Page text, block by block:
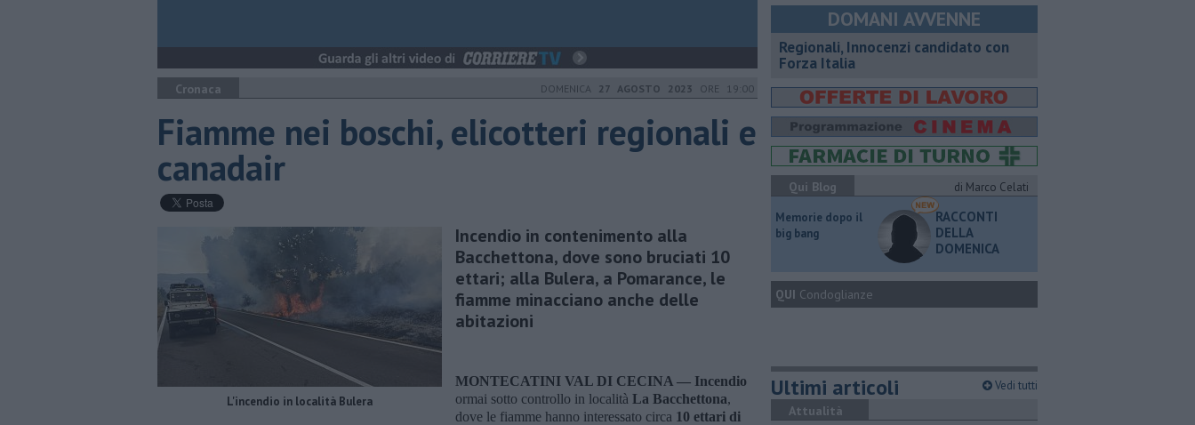
Cronaca DOMENICA 27 AGOSTO 2023 ORE 19:00
Fiamme nei boschi, elicotteri regionali e
canadair
L'incendio in località Bulera
Incendio in contenimento alla
Bacchettona, dove sono bruciati 10
ettari; alla Bulera, a Pomarance, le
fiamme minacciano anche delle
abitazioni
MONTECATINI VAL DI CECINA — Incendio
ormai sotto controllo in località La Bacchettona,
dove le fiamme hanno interessato circa 10 ettari di
DOMANI AVVENNE
Regionali, Innocenzi candidato con
Forza Italia
Qui Blog
di Marco Celati
Memorie dopo il
big bang
RACCONTI
DELLA
DOMENICA
QUI Condoglianze
Ultimi articoli Vedi tutti
Attualità